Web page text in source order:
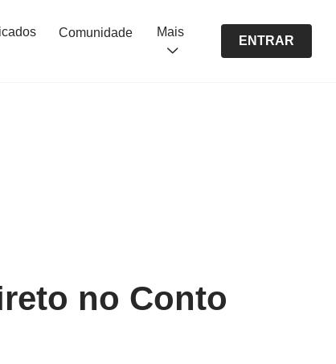
Cursos certificados Comunidade Mais
ENTRAR
no Conto